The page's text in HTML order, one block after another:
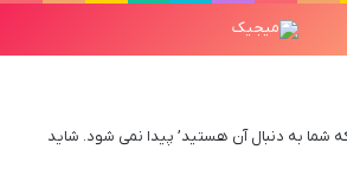
شما به دنبال آن هستید’ پیدا نمی شود. شاید